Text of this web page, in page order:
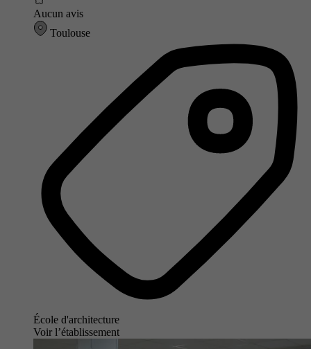
Aucun avis
Toulouse
École d'architecture
Voir l’établissement